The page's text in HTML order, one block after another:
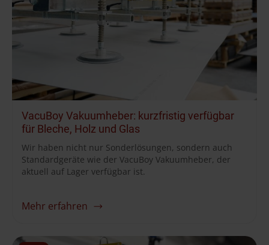
VacuBoy Vakuumheber: kurzfristig verfügbar
für Bleche, Holz und Glas
Wir haben nicht nur Sonderlösungen, sondern auch
Standardgeräte wie der VacuBoy Vakuumheber, der
aktuell auf Lager verfügbar ist.
Mehr erfahren